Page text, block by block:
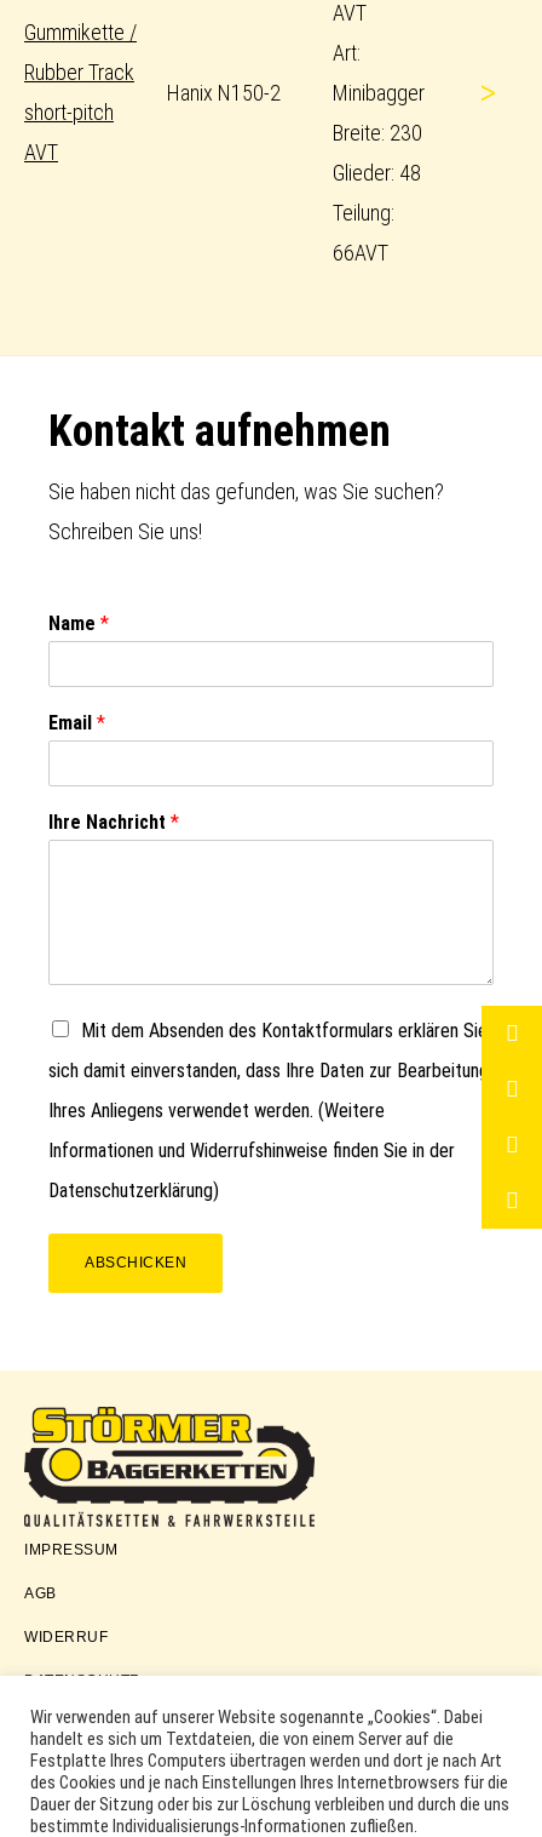
Gummikette /
Rubber Track
short-pitch
AVT
Hanix N150-2
AVT
Art:
Minibagger
Breite: 230
Glieder: 48
Teilung:
66AVT
>
Footer
Kontakt aufnehmen
Sie haben nicht das gefunden, was Sie suchen?
Schreiben Sie uns!
Name *
Email *
Ihre Nachricht *
Mit dem Absenden des Kontaktformulars erklären Sie
sich damit einverstanden, dass Ihre Daten zur Bearbeitung
Ihres Anliegens verwendet werden. (Weitere
Informationen und Widerrufshinweise finden Sie in der
Datenschutzerklärung)
ABSCHICKEN
Störmer
IMPRESSUM
AGB
WIDERRUF
DATENSCHUTZ
COPYRIGHT © 2026 ·WORDPRESS·LOG IN
MARKEN, ERSATZTEILNUMMERN, PRODUKTNAMEN SOWIE
PRODUKTABBILDUNGEN UND LOGOS WERDEN NUR ZUR
Wir verwenden auf unserer Website sogenannte „Cookies“. Dabei
handelt es sich um Textdateien, die von einem Server auf die
Festplatte Ihres Computers übertragen werden und dort je nach Art
des Cookies und je nach Einstellungen Ihres Internetbrowsers für die
Dauer der Sitzung oder bis zur Löschung verbleiben und durch die uns
bestimmte Individualisierungs-Informationen zufließen.